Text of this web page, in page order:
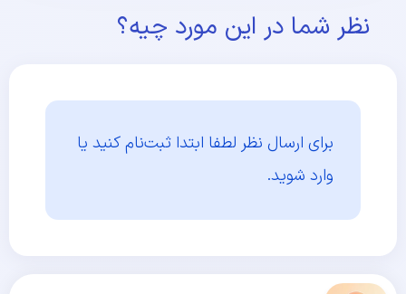
نظر شما در این مورد چیه؟
برای ارسال نظر لطفا ابتدا ثبت‌نام کنید یا
وارد شوید.